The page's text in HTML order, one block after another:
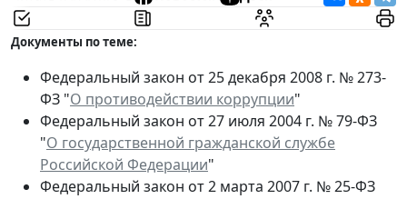
Документы по теме:
Федеральный закон от 25 декабря 2008 г. № 273-
ФЗ "О противодействии коррупции"
Федеральный закон от 27 июля 2004 г. № 79-ФЗ
"О государственной гражданской службе
Российской Федерации"
Федеральный закон от 2 марта 2007 г. № 25-ФЗ